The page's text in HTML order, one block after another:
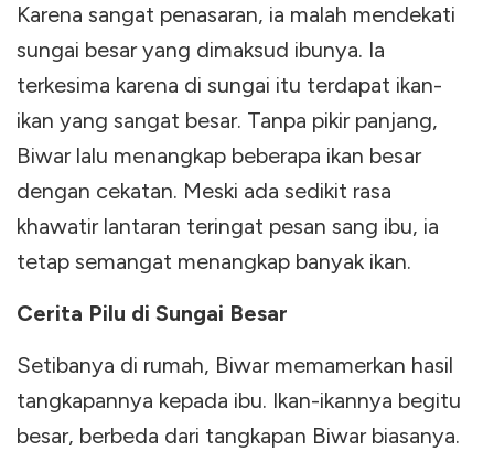
Karena sangat penasaran, ia malah mendekati
sungai besar yang dimaksud ibunya. Ia
terkesima karena di sungai itu terdapat ikan-
ikan yang sangat besar. Tanpa pikir panjang,
Biwar lalu menangkap beberapa ikan besar
dengan cekatan. Meski ada sedikit rasa
khawatir lantaran teringat pesan sang ibu, ia
tetap semangat menangkap banyak ikan.
Cerita Pilu di Sungai Besar
Setibanya di rumah, Biwar memamerkan hasil
tangkapannya kepada ibu. Ikan-ikannya begitu
besar, berbeda dari tangkapan Biwar biasanya.